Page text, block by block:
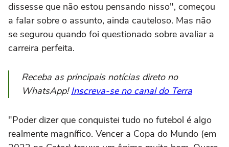
dissesse que não estou pensando nisso", começou
a falar sobre o assunto, ainda cauteloso. Mas não
se segurou quando foi questionado sobre avaliar a
carreira perfeita.
Receba as principais notícias direto no
WhatsApp!Inscreva-se no canal do Terra
"Poder dizer que conquistei tudo no futebol é algo
realmente magnífico. Vencer a Copa do Mundo (em